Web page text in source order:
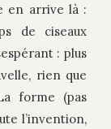
en arrive là :
de ciseaux
: plus
rien que
forme (pas
l’invention,